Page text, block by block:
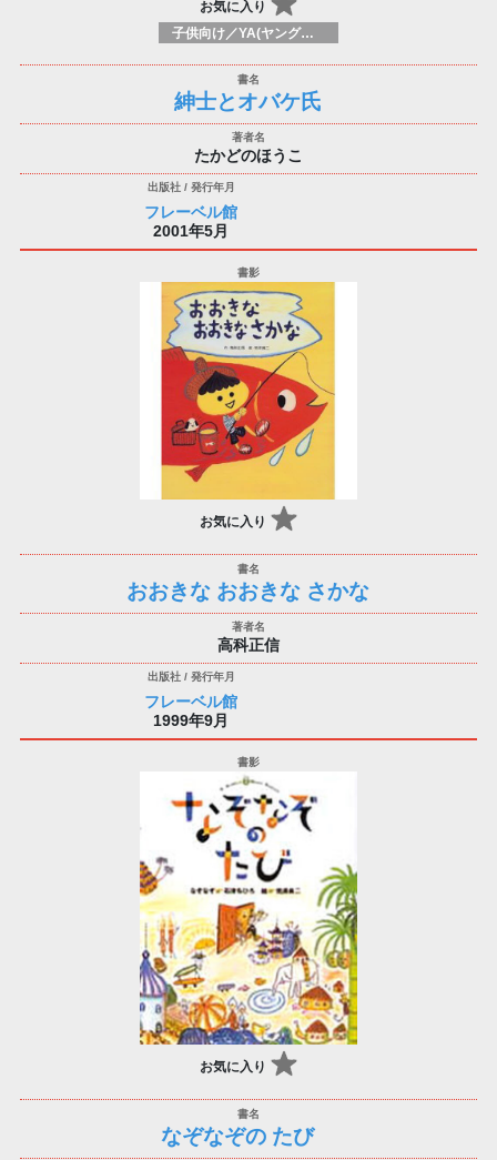
お気に入り
子供向け／YA(ヤングアダルト)向けのフィクション：一般、近現代小説
紳士とオバケ氏
たかどのほうこ
フレーベル館
2001年5月
お気に入り
おおきな おおきな さかな
高科正信
フレーベル館
1999年9月
お気に入り
なぞなぞの たび